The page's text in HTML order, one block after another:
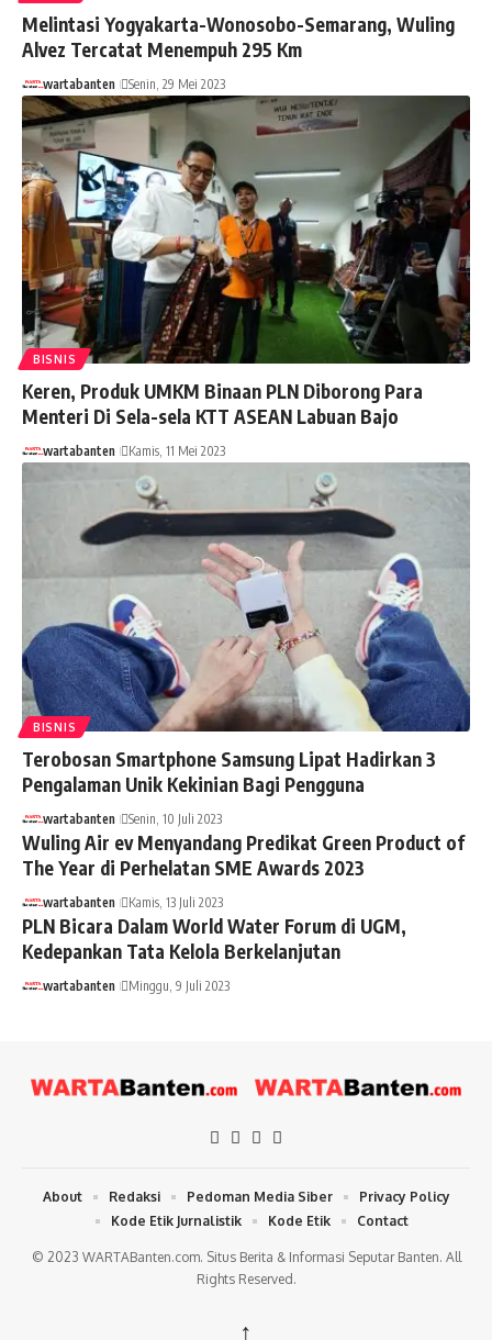
Melintasi Yogyakarta-Wonosobo-Semarang, Wuling
Alvez Tercatat Menempuh 295 Km
wartabanten Senin, 29 Mei 2023
BISNIS
Keren, Produk UMKM Binaan PLN Diborong Para
Menteri Di Sela-sela KTT ASEAN Labuan Bajo
wartabanten Kamis, 11 Mei 2023
BISNIS
Terobosan Smartphone Samsung Lipat Hadirkan 3
Pengalaman Unik Kekinian Bagi Pengguna
wartabanten Senin, 10 Juli 2023
Wuling Air ev Menyandang Predikat Green Product of
The Year di Perhelatan SME Awards 2023
wartabanten Kamis, 13 Juli 2023
PLN Bicara Dalam World Water Forum di UGM,
Kedepankan Tata Kelola Berkelanjutan
wartabanten Minggu, 9 Juli 2023
© 2023 WARTABanten.com. Situs Berita & Informasi Seputar Banten. All
Rights Reserved.
About Redaksi Pedoman Media Siber
Privacy Policy
Kode Etik Jurnalistik
Kode Etik Contact
↑